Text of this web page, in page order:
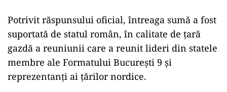
Potrivit răspunsului oficial, întreaga sumă a fost
suportată de statul român, în calitate de țară
gazdă a reuniunii care a reunit lideri din statele
membre ale Formatului București 9 și
reprezentanți ai țărilor nordice.